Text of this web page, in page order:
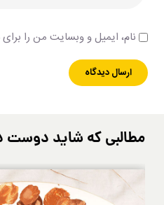
نام، ایمیل و وبسایت من را برای
مطالبی که شاید دوست